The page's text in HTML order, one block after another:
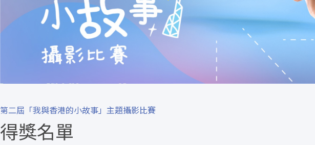
第二屆「我與香港的小故事」主題攝影比賽
得獎名單